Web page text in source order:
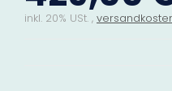
inkl. 20% USt. ,